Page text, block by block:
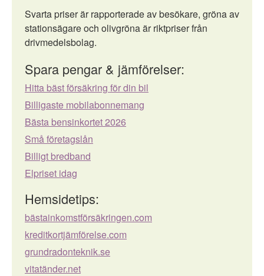
Svarta priser är rapporterade av besökare, gröna av
stationsägare och olivgröna är riktpriser från
drivmedelsbolag.
Spara pengar & jämförelser:
Hitta bäst försäkring för din bil
Billigaste mobilabonnemang
Bästa bensinkortet 2026
Små företagslån
Billigt bredband
Elpriset idag
Hemsidetips:
bästainkomstförsäkringen.com
kreditkortjämförelse.com
grundradonteknik.se
vitatänder.net